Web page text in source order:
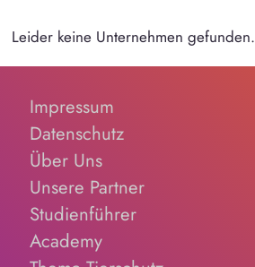
Leider keine Unternehmen gefunden.
Impressum
Datenschutz
Über Uns
Unsere Partner
Studienführer
Academy